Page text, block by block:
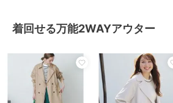
着回せる万能2WAYアウター